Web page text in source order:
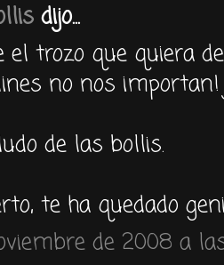
dijo...
el trozo que quiera
no nos importan!
de las bollis.
te ha quedado
de 2008 a